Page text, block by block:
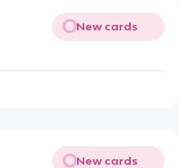
New cards
New cards